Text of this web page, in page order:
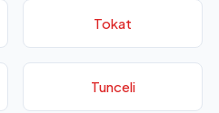
Tokat
Tunceli